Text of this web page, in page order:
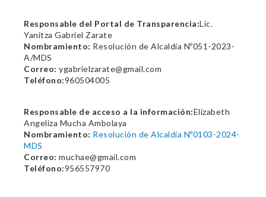
Responsable del Portal de Transparencia:Lic.
Yanitza Gabriel Zarate
Nombramiento: Resolución de Alcaldía Nº051-2023-
A/MDS
Correo: ygabrielzarate@gmail.com
Teléfono:960504005
Responsable de acceso a la información:Elizabeth
Angeliza Mucha Ambolaya
Nombramiento: Resolución de Alcaldía Nº0103-2024-
MDS
Correo: muchae@gmail.com
Teléfono:956557970